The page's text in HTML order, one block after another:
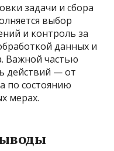
задачи и сбора
выбор
и контроль за
данных и
Важной частью
действий — от
по состоянию
мерах.